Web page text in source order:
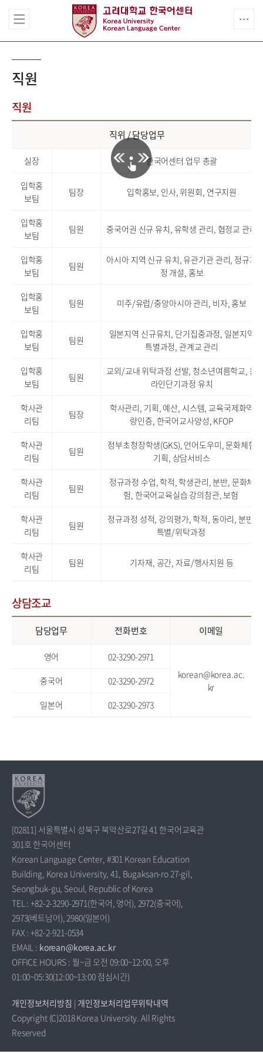
직원
직원
직위 / 담당업무
실장 한국어센터 업무 총괄
입학홍
보팀
팀장 입학홍보, 인사, 위원회, 연구지원
입학홍
보팀
팀원 중국어권 신규 유치, 유학생 관리, 협정교 관리
입학홍
보팀
팀원
아시아 지역 신규 유치, 유관기관 관리, 정규과
정 개설, 홍보
입학홍
보팀
팀원 미주/유럽/중앙아시아 관리, 비자, 홍보
입학홍
보팀
팀원
일본지역 신규유치, 단기집중과정, 일본지역
특별과정, 관계교 관리
입학홍
보팀
팀원
교외/교내 위탁과정 선발, 청소년여름학교, 온
라인단기과정 유치
학사관
리팀
팀장
학사관리, 기획, 예산, 시스템, 교육국제화역
량인증, 한국어교사양성, KFOP
학사관
리팀
팀원
정부초청장학생(GKS), 언어도우미, 문화체험
기획, 상담서비스
학사관
리팀
팀원
정규과정 수업, 학적, 학생관리, 분반, 문화체
험, 한국어교육실습 강의참관, 보험
학사관
리팀
팀원
정규과정 성적, 강의평가, 학적, 동아리, 분반,
특별/위탁과정
학사관
리팀
팀원 기자재, 공간, 자료/행사지원 등
상담조교
담당업무 전화번호 이메일
영어 02-3290-2971
korean@korea.ac.
kr
중국어 02-3290-2972
일본어 02-3290-2973
[02811] 서울특별시 성북구 북악산로27길 41 한국어교육관
301호 한국어센터
Korean Language Center, #301 Korean Education
Building, Korea University, 41, Bugaksan-ro 27-gil,
Seongbuk-gu, Seoul, Republic of Korea
TEL : +82-2-3290-2971(한국어, 영어), 2972(중국어),
2973(베트남어), 2980(일본어)
FAX : +82-2-921-0534
EMAIL : korean@korea.ac.kr
OFFICE HOURS : 월~금 오전 09:00~12:00, 오후
01:00~05:30(12:00~13:00 점심시간)
개인정보처리방침 | 개인정보처리업무위탁내역
Copyright (C)2018 Korea University. All Rights
Reserved